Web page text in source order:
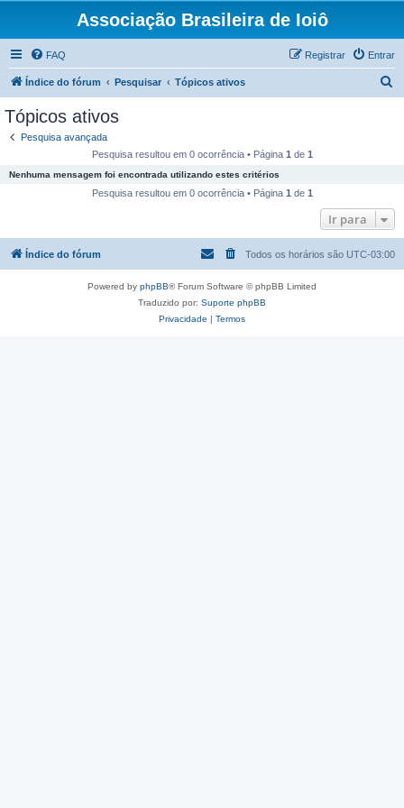
Associação Brasileira de Ioiô
FAQ Entrar
Registrar
Índice do fórum Pesquisar Tópicos ativos
s
r
Tópicos ativos
Pesquisa avançada
Pesquisa resultou em 0 ocorrência • Página 1 de 1
Nenhuma mensagem foi encontrada utilizando estes critérios
Pesquisa resultou em 0 ocorrência • Página 1 de 1
Ir para
Índice do fórum Todos os horários são UTC-03:00
Powered by phpBB® Forum Software © phpBB Limited
Traduzido por: Suporte phpBB
Privacidade | Termos